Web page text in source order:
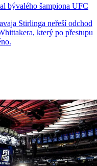
bývalého šampiona UFC
Stirlinga neřeší odchod
který po přestupu